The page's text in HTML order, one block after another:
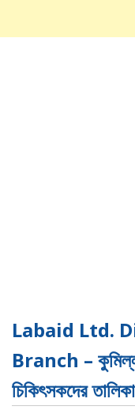
Labaid Ltd.
Branch –
চিকিৎসকদের তালিকা